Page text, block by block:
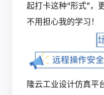
起打卡这种“形式”，
不用担心我的学习！
隆云工业设计仿真平